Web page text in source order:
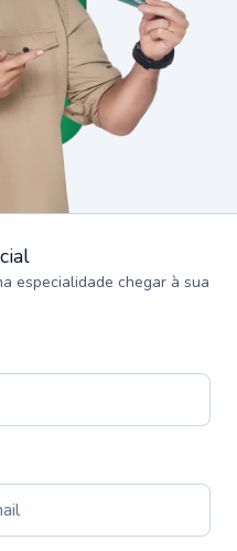
especialidade chegar à sua